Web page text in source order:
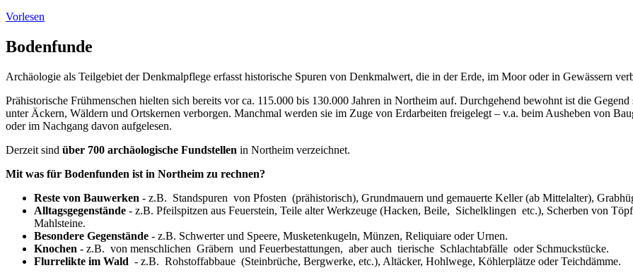
Vorlesen
Bodenfunde
Archäologie als Teilgebiet der Denkmalpflege erfasst historische Spuren von Denkmalwert, die in der Erde, im Moor oder in Gewässern
Prähistorische Frühmenschen hielten sich bereits vor ca. 115.000 bis 130.000 Jahren in Northeim auf. Durchgehend bewohnt ist die
unter Äckern, Wäldern und Ortskernen verborgen. Manchmal werden sie im Zuge von Erdarbeiten freigelegt – v.a. beim Ausheben von
oder im Nachgang davon aufgelesen.
Derzeit sind über 700 archäologische Fundstellen in Northeim verzeichnet.
Mit was für Bodenfunden ist in Northeim zu rechnen?
Reste von Bauwerken - z.B. Standspuren von Pfosten (prähistorisch), Grundmauern und gemauerte Keller (ab Mittelalter),
Alltagsgegenstände - z.B. Pfeilspitzen aus Feuerstein, Teile alter Werkzeuge (Hacken, Beile, Sichelklingen etc.), Scherben von
Mahlsteine.
Besondere Gegenstände - z.B. Schwerter und Speere, Musketenkugeln, Münzen, Reliquiare oder Urnen.
Knochen - z.B. von menschlichen Gräbern und Feuerbestattungen, aber auch tierische Schlachtabfälle oder Schmuckstücke.
Flurrelikte im Wald - z.B. Rohstoffabbaue (Steinbrüche, Bergwerke, etc.), Altäcker, Hohlwege, Köhlerplätze oder Teichdämme.